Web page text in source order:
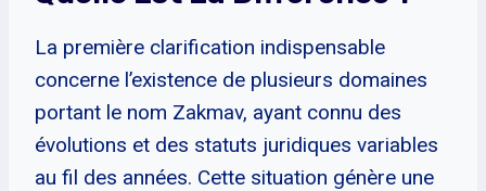
La première clarification indispensable
concerne l’existence de plusieurs domaines
portant le nom Zakmav, ayant connu des
évolutions et des statuts juridiques variables
au fil des années. Cette situation génère une